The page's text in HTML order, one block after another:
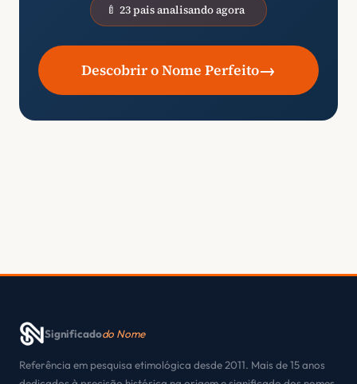
🍼 23 pais analisando agora
Descobrir o Nome Perfeito→
Significadodo Nome
Referência em pesquisa etimológica desde 2011. Mais de 15 anos